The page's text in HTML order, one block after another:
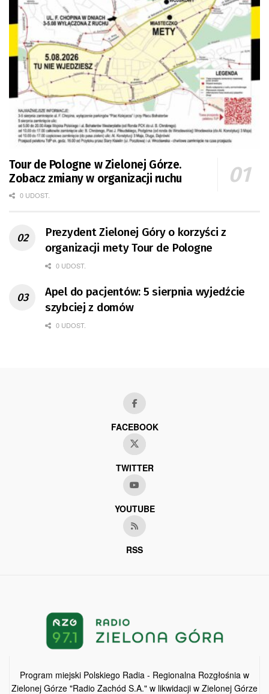
Tour de Pologne w Zielonej Górze.
Zobacz zmiany w organizacji ruchu
0 UDOST.
Prezydent Zielonej Góry o korzyści z
organizacji mety Tour de Pologne
0 UDOST.
Apel do pacjentów: 5 sierpnia wyjedźcie
szybciej z domów
0 UDOST.
FACEBOOK
TWITTER
YOUTUBE
RSS
Program miejski Polskiego Radia - Regionalna Rozgłośnia w
Zielonej Górze "Radio Zachód S.A." w likwidacji w Zielonej Górze